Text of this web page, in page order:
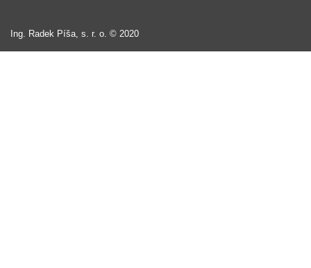
Ing. Radek Píša, s. r. o. © 2020